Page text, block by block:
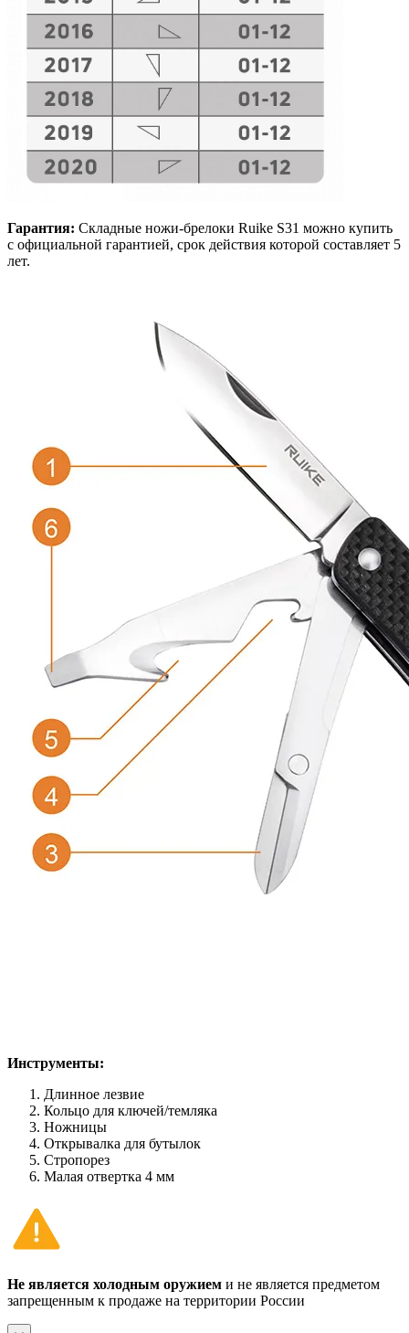
Гарантия: Складные ножи-брелоки Ruike S31 можно купить
с официальной гарантией, срок действия которой составляет 5
лет.
Инструменты:
Длинное лезвие
Кольцо для ключей/темляка
Ножницы
Открывалка для бутылок
Стропорез
Малая отвертка 4 мм
Не является холодным оружием и не является предметом
запрещенным к продаже на территории России